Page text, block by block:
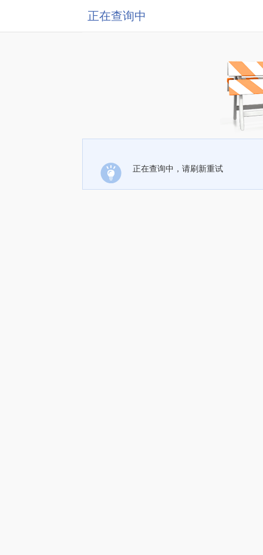
正在查询中
正在查询中，请刷新重试